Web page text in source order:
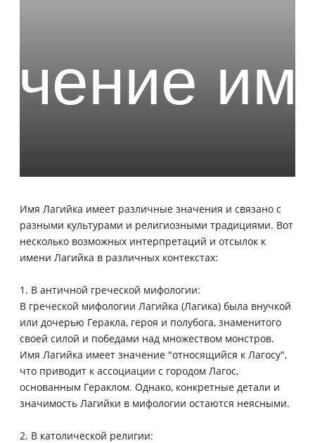
Имя Лагийка имеет различные значения и связано с
разными культурами и религиозными традициями. Вот
несколько возможных интерпретаций и отсылок к
имени Лагийка в различных контекстах:
1. В античной греческой мифологии:
В греческой мифологии Лагийка (Лагика) была внучкой
или дочерью Геракла, героя и полубога, знаменитого
своей силой и победами над множеством монстров.
Имя Лагийка имеет значение "относящийся к Лагосу",
что приводит к ассоциации с городом Лагос,
основанным Гераклом. Однако, конкретные детали и
значимость Лагийки в мифологии остаются неясными.
2. В католической религии: